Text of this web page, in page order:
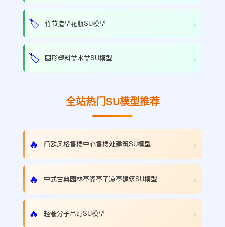
🏷️ 竹节造型花瓶SU模型 ›
🏷️ 圆形塑料盆水盆SU模型 ›
全站热门SU模型推荐
🔥 简欧风格售楼中心售楼处建筑SU模型 ›
🔥 中式古典园林亭阁亭子凉亭建筑SU模型 ›
🔥 轻奢分子吊灯SU模型 ›